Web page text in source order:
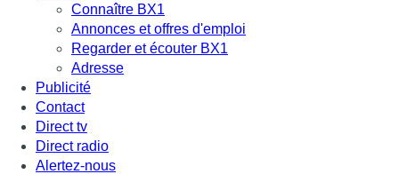
Connaître BX1
Annonces et offres d'emploi
Regarder et écouter BX1
Adresse
Publicité
Contact
Direct tv
Direct radio
Alertez-nous